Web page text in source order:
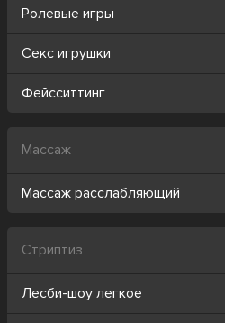
Ролевые игры
Секс игрушки
Фейсситтинг
Массаж
Массаж расслабляющий
Стриптиз
Лесби-шоу легкое